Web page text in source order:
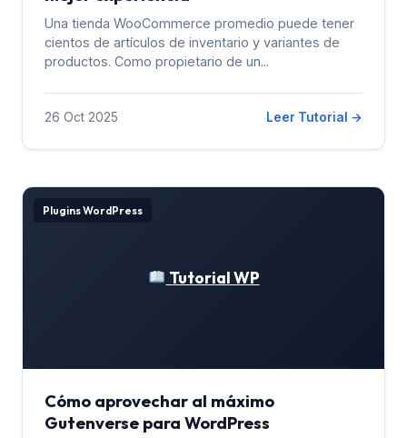
Una tienda WooCommerce promedio puede tener
cientos de artículos de inventario y variantes de
productos. Como propietario de un...
26 Oct 2025 Leer Tutorial →
Tutorial WP
Plugins WordPress
Cómo aprovechar al máximo
Gutenverse para WordPress